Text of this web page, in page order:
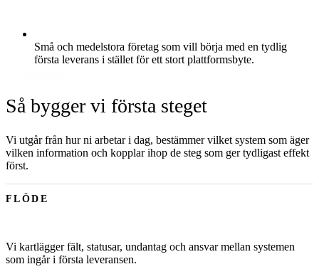
Små och medelstora företag som vill börja med en tydlig
första leverans i stället för ett stort plattformsbyte.
Så bygger vi första steget
Vi utgår från hur ni arbetar i dag, bestämmer vilket system som äger
vilken information och kopplar ihop de steg som ger tydligast effekt
först.
FLÖDE
Vi kartlägger fält, statusar, undantag och ansvar mellan systemen
som ingår i första leveransen.